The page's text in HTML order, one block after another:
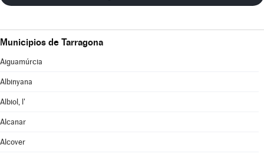
Municipios de Tarragona
Aiguamúrcia
Albinyana
Albiol, l'
Alcanar
Alcover